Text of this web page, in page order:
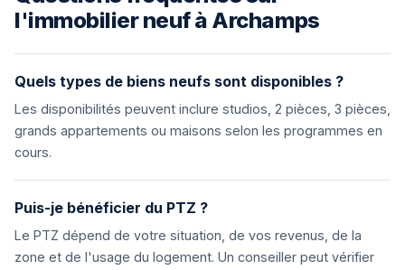
l'immobilier neuf à Archamps
Quels types de biens neufs sont disponibles ?
Les disponibilités peuvent inclure studios, 2 pièces, 3 pièces,
grands appartements ou maisons selon les programmes en
cours.
Puis-je bénéficier du PTZ ?
Le PTZ dépend de votre situation, de vos revenus, de la
zone et de l'usage du logement. Un conseiller peut vérifier